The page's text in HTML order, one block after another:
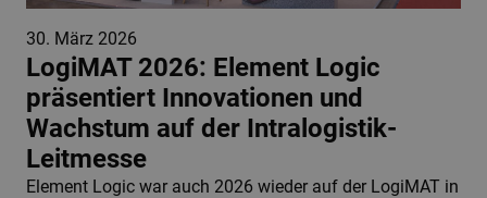
30. März 2026
LogiMAT 2026: Element Logic
präsentiert Innovationen und
Wachstum auf der Intralogistik-
Leitmesse
Element Logic war auch 2026 wieder auf der LogiMAT in